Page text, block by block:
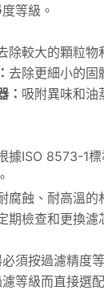
等級。
除較大的顆粒物
去除更細小的固
： 吸附異味和油
據ISO 8573-1
腐蝕、耐高溫的
期檢查和更換濾
須按過濾精度
等級而直接選